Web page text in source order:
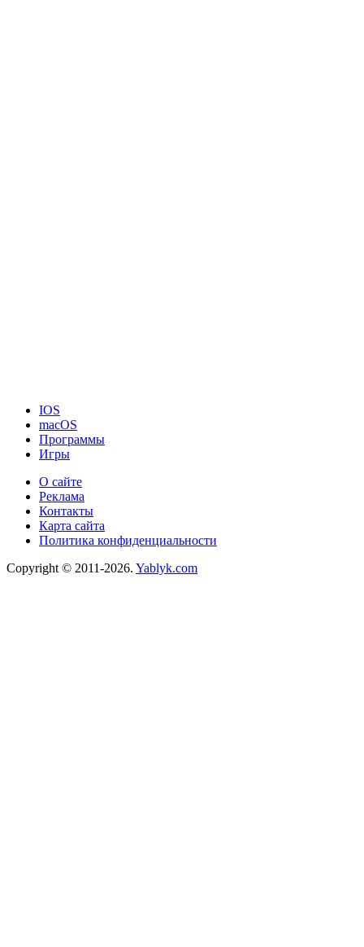
IOS
macOS
Программы
Игры
О сайте
Реклама
Контакты
Карта сайта
Политика конфиденциальности
Copyright © 2011-2026. Yablyk.сom